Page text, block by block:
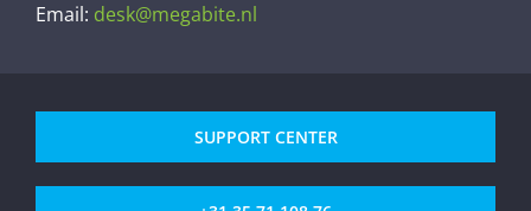
Email: desk@megabite.nl
SUPPORT CENTER